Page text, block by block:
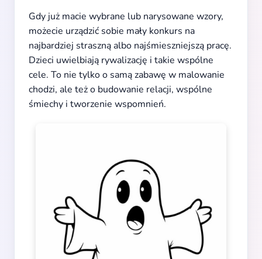
Gdy już macie wybrane lub narysowane wzory,
możecie urządzić sobie mały konkurs na
najbardziej straszną albo najśmieszniejszą pracę.
Dzieci uwielbiają rywalizację i takie wspólne
cele. To nie tylko o samą zabawę w malowanie
chodzi, ale też o budowanie relacji, wspólne
śmiechy i tworzenie wspomnień.